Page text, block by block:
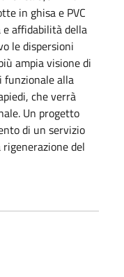
in ghisa e PVC
affidabilità della
le dispersioni
ampia visione di
funzionale alla
che verrà
Un progetto
di un servizio
del